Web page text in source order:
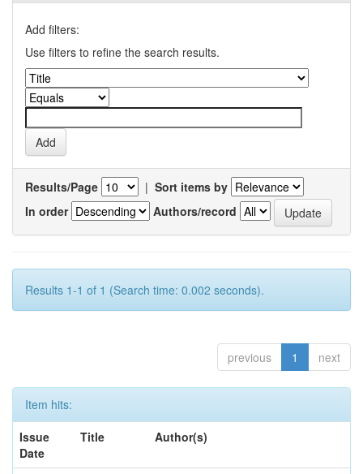
Add filters:
Use filters to refine the search results.
Results/Page | Sort items by
In order
Authors/record
Results 1-1 of 1 (Search time: 0.002 seconds).
previous 1 next
Item hits:
Issue
Date
Title Author(s)